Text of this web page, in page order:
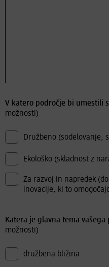
V katero področje bi umestili
možnosti)
Družbeno (sodelovanje,
Ekološko (skladnost z
Za razvoj in napredek
inovacije, ki to
Katera je glavna tema vašega
možnosti)
družbena bližina